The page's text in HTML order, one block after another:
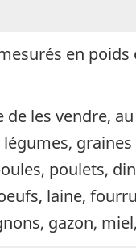
en
les vendre,
poulets,
laine,
gazon,